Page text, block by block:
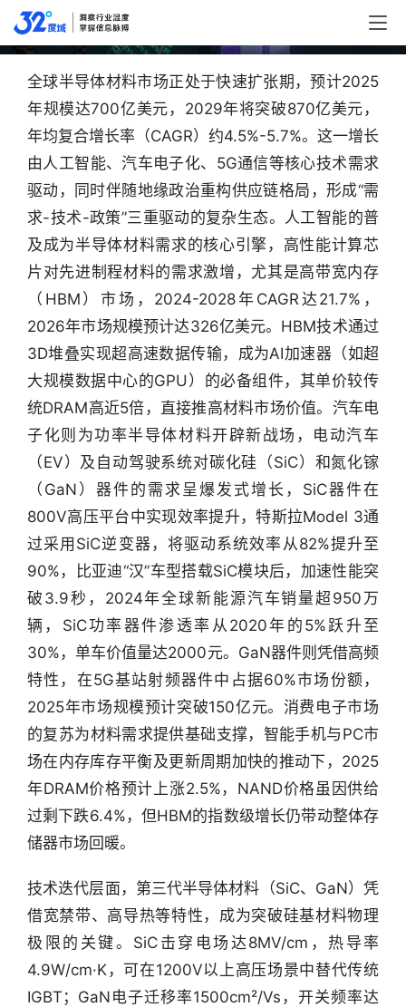
美元，2029年将超870亿美元
全球半导体材料市场正处于快速扩张期，预计2025
年规模达700亿美元，2029年将突破870亿美元，
年均复合增长率（CAGR）约4.5%-5.7%。这一增长
由人工智能、汽车电子化、5G通信等核心技术需求
驱动，同时伴随地缘政治重构供应链格局，形成“需
求-技术-政策”三重驱动的复杂生态。人工智能的普
及成为半导体材料需求的核心引擎，高性能计算芯
片对先进制程材料的需求激增，尤其是高带宽内存
（HBM）市场，2024-2028年CAGR达21.7%，
2026年市场规模预计达326亿美元。HBM技术通过
3D堆叠实现超高速数据传输，成为AI加速器（如超
大规模数据中心的GPU）的必备组件，其单价较传
统DRAM高近5倍，直接推高材料市场价值。汽车电
子化则为功率半导体材料开辟新战场，电动汽车
（EV）及自动驾驶系统对碳化硅（SiC）和氮化镓
（GaN）器件的需求呈爆发式增长，SiC器件在
800V高压平台中实现效率提升，特斯拉Model 3通
过采用SiC逆变器，将驱动系统效率从82%提升至
90%，比亚迪“汉”车型搭载SiC模块后，加速性能突
破3.9秒，2024年全球新能源汽车销量超950万
辆，SiC功率器件渗透率从2020年的5%跃升至
30%，单车价值量达2000元。GaN器件则凭借高频
特性，在5G基站射频器件中占据60%市场份额，
2025年市场规模预计突破150亿元。消费电子市场
的复苏为材料需求提供基础支撑，智能手机与PC市
场在内存库存平衡及更新周期加快的推动下，2025
年DRAM价格预计上涨2.5%，NAND价格虽因供给
过剩下跌6.4%，但HBM的指数级增长仍带动整体存
储器市场回暖。
技术迭代层面，第三代半导体材料（SiC、GaN）凭
借宽禁带、高导热等特性，成为突破硅基材料物理
极限的关键。SiC击穿电场达8MV/cm，热导率
4.9W/cm·K，可在1200V以上高压场景中替代传统
IGBT；GaN电子迁移率1500cm²/Vs，开关频率达